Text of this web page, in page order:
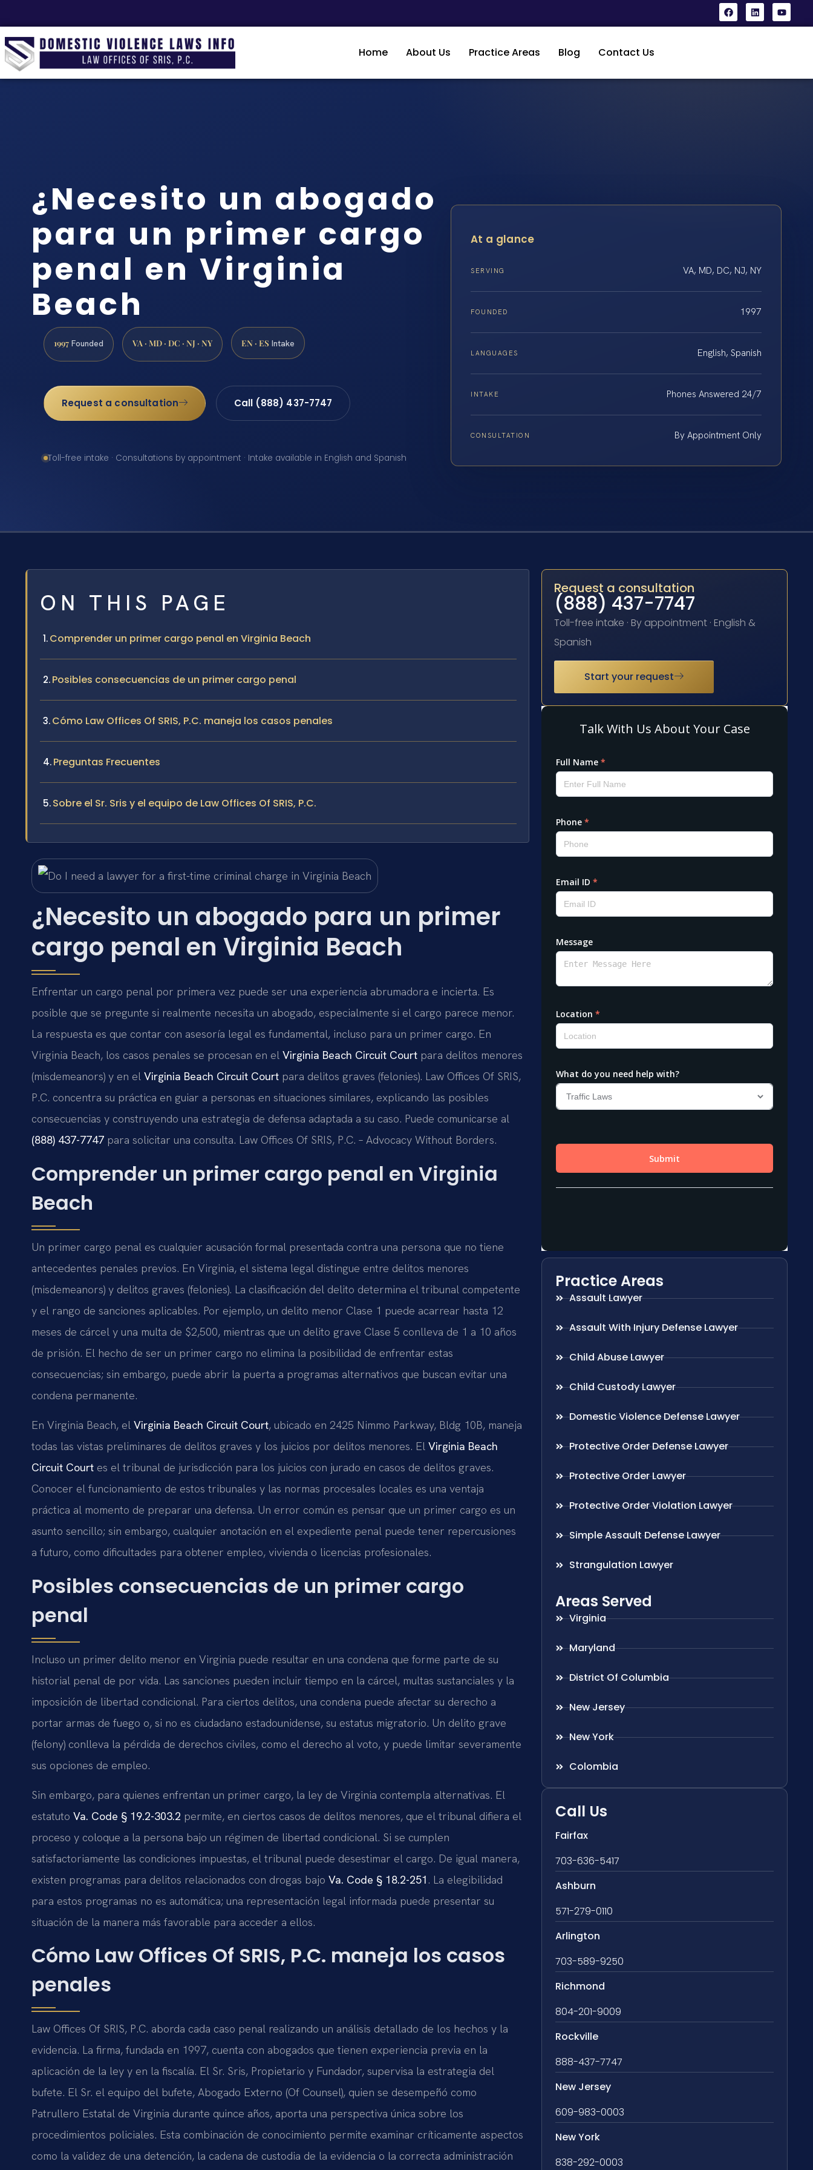
Home About Us Practice Areas Blog Contact Us
¿Necesito un abogado
para un primer cargo
penal en Virginia
Beach
1997 Founded VA · MD · DC · NJ · NY EN · ES Intake
Request a consultation Call (888) 437-7747
Toll-free intake · Consultations by appointment · Intake available in English and Spanish
At a glance
SERVING VA, MD, DC, NJ, NY
FOUNDED 1997
LANGUAGES English, Spanish
INTAKE Phones Answered 24/7
CONSULTATION By Appointment Only
ON THIS PAGE
Comprender un primer cargo penal en Virginia Beach
Posibles consecuencias de un primer cargo penal
Cómo Law Offices Of SRIS, P.C. maneja los casos penales
Preguntas Frecuentes
Sobre el Sr. Sris y el equipo de Law Offices Of SRIS, P.C.
¿Necesito un abogado para un primer
cargo penal en Virginia Beach
Enfrentar un cargo penal por primera vez puede ser una experiencia abrumadora e incierta. Es
posible que se pregunte si realmente necesita un abogado, especialmente si el cargo parece menor.
La respuesta es que contar con asesoría legal es fundamental, incluso para un primer cargo. En
Virginia Beach, los casos penales se procesan en el Virginia Beach Circuit Court para delitos menores
(misdemeanors) y en el Virginia Beach Circuit Court para delitos graves (felonies). Law Offices Of SRIS,
P.C. concentra su práctica en guiar a personas en situaciones similares, explicando las posibles
consecuencias y construyendo una estrategia de defensa adaptada a su caso. Puede comunicarse al
(888) 437-7747 para solicitar una consulta. Law Offices Of SRIS, P.C. – Advocacy Without Borders.
Comprender un primer cargo penal en Virginia
Beach
Un primer cargo penal es cualquier acusación formal presentada contra una persona que no tiene
antecedentes penales previos. En Virginia, el sistema legal distingue entre delitos menores
(misdemeanors) y delitos graves (felonies). La clasificación del delito determina el tribunal competente
y el rango de sanciones aplicables. Por ejemplo, un delito menor Clase 1 puede acarrear hasta 12
meses de cárcel y una multa de $2,500, mientras que un delito grave Clase 5 conlleva de 1 a 10 años
de prisión. El hecho de ser un primer cargo no elimina la posibilidad de enfrentar estas
consecuencias; sin embargo, puede abrir la puerta a programas alternativos que buscan evitar una
condena permanente.
En Virginia Beach, el Virginia Beach Circuit Court, ubicado en 2425 Nimmo Parkway, Bldg 10B, maneja
todas las vistas preliminares de delitos graves y los juicios por delitos menores. El Virginia Beach
Circuit Court es el tribunal de jurisdicción para los juicios con jurado en casos de delitos graves.
Conocer el funcionamiento de estos tribunales y las normas procesales locales es una ventaja
práctica al momento de preparar una defensa. Un error común es pensar que un primer cargo es un
asunto sencillo; sin embargo, cualquier anotación en el expediente penal puede tener repercusiones
a futuro, como dificultades para obtener empleo, vivienda o licencias profesionales.
Posibles consecuencias de un primer cargo
penal
Incluso un primer delito menor en Virginia puede resultar en una condena que forme parte de su
historial penal de por vida. Las sanciones pueden incluir tiempo en la cárcel, multas sustanciales y la
imposición de libertad condicional. Para ciertos delitos, una condena puede afectar su derecho a
portar armas de fuego o, si no es ciudadano estadounidense, su estatus migratorio. Un delito grave
(felony) conlleva la pérdida de derechos civiles, como el derecho al voto, y puede limitar severamente
sus opciones de empleo.
Sin embargo, para quienes enfrentan un primer cargo, la ley de Virginia contempla alternativas. El
estatuto Va. Code § 19.2-303.2 permite, en ciertos casos de delitos menores, que el tribunal difiera el
proceso y coloque a la persona bajo un régimen de libertad condicional. Si se cumplen
satisfactoriamente las condiciones impuestas, el tribunal puede desestimar el cargo. De igual manera,
existen programas para delitos relacionados con drogas bajo Va. Code § 18.2-251 . La elegibilidad
para estos programas no es automática; una representación legal informada puede presentar su
situación de la manera más favorable para acceder a ellos.
Cómo Law Offices Of SRIS, P.C. maneja los casos
penales
Law Offices Of SRIS, P.C. aborda cada caso penal realizando un análisis detallado de los hechos y la
evidencia. La firma, fundada en 1997, cuenta con abogados que tienen experiencia previa en la
aplicación de la ley y en la fiscalía. El Sr. Sris, Propietario y Fundador, supervisa la estrategia del
bufete. El Sr. el equipo del bufete, Abogado Externo (Of Counsel), quien se desempeñó como
Patrullero Estatal de Virginia durante quince años, aporta una perspectiva única sobre los
procedimientos policiales. Esta combinación de conocimiento permite examinar críticamente aspectos
como la validez de una detención, la cadena de custodia de la evidencia o la correcta administración
Request a consultation
(888) 437-7747
Toll-free intake · By appointment · English &
Spanish
Start your request
Practice Areas
Assault Lawyer
Assault With Injury Defense Lawyer
Child Abuse Lawyer
Child Custody Lawyer
Domestic Violence Defense Lawyer
Protective Order Defense Lawyer
Protective Order Lawyer
Protective Order Violation Lawyer
Simple Assault Defense Lawyer
Strangulation Lawyer
Areas Served
Virginia
Maryland
District Of Columbia
New Jersey
New York
Colombia
Call Us
Fairfax
703-636-5417
Ashburn
571-279-0110
Arlington
703-589-9250
Richmond
804-201-9009
Rockville
888-437-7747
New Jersey
609-983-0003
New York
838-292-0003